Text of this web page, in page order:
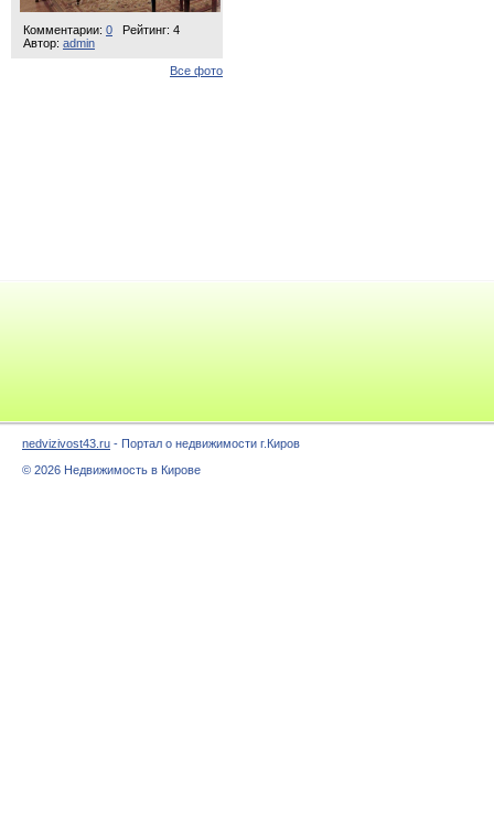
Комментарии: 0
Рейтинг: 4
Автор: admin
Все фото
nedvizivost43.ru - Портал о недвижимости г.Киров
© 2026 Недвижимость в Кирове